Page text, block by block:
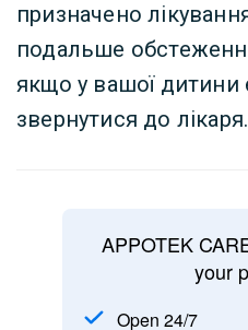
призначено
подальше
якщо у вашої дитини
звернутися до лікаря.
APPOTEK
your
Open 24/7